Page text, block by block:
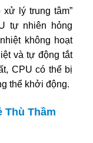
xử lý trung tâm”
tự nhiên hỏng
không hoạt
và tự động tắt
CPU có thể bị
thể khởi động.
Thù Thầm